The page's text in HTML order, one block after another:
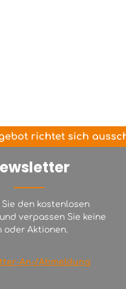
richtet sich
den kostenlosen
verpassen Sie keine
oder Aktionen.
An-/Abmeldung